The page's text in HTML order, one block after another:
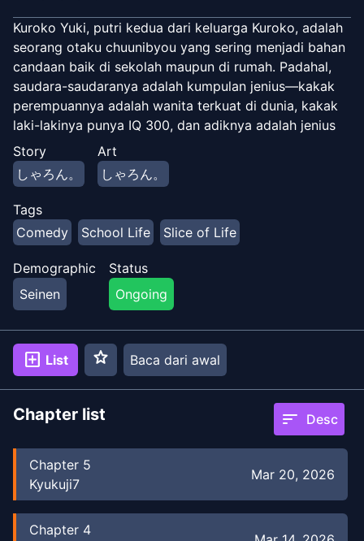
Kuroko Yuki, putri kedua dari keluarga Kuroko, adalah
seorang otaku chuunibyou yang sering menjadi bahan
candaan baik di sekolah maupun di rumah. Padahal,
saudara-saudaranya adalah kumpulan jenius—kakak
perempuannya adalah wanita terkuat di dunia, kakak
laki-lakinya punya IQ 300, dan adiknya adalah jenius
musik. Di tengah kasih sayang mereka yang
"berlebihan", kehidupan sehari-hari Yuki dipenuhi
kegagalan sosial yang memalukan, mulai dari salah
kirim pesan keluarga ke grup chat kelas sampai gagal
total saat mencoba melawak di karaoke. Ikuti komedi
keseharian Yuki yang penuh penderitaan tapi kocak
ini!
Story
しゃろん。
Art
しゃろん。
Tags
Comedy
School Life Slice of Life
Demographic
Seinen
Status
Ongoing
add_box List star Baca dari awal
Chapter list sort Desc
Chapter 5
Kyukuji7
Mar 20, 2026
Chapter 4